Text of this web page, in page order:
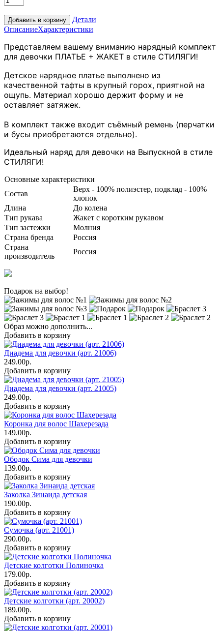
Детали
ОписаниеХарактеристики
Представляем вашему вниманию нарядный комплект
для девочки ПЛАТЬЕ + ЖАКЕТ в стиле СТИЛЯГИ!
Детское нарядное платье выполнено из
качественной тафты в крупный горох, приятной на
ощупь. Материал хорошо держит форму и не
оставляет затяжек.
В комплект также входит съёмный ремень (перчатки
и бусы приобретаются отдельно).
Идеальный наряд для девочки на Выпускной в стиле
СТИЛЯГИ!
Основные характеристики
Состав
Верх - 100% полиэстер, подклад - 100%
хлопок
Длина
До колена
Тип рукава
Жакет с коротким рукавом
Тип застежки
Молния
Страна бренда
Россия
Страна
производитель
Россия
Подарок на выбор!
Образ можно дополнить...
Добавить в корзину
Диадема для девочки (арт. 21006)
249.00р.
Добавить в корзину
Диадема для девочки (арт. 21005)
249.00р.
Добавить в корзину
Коронка для волос Шахерезада
149.00р.
Добавить в корзину
Ободок Сима для девочки
139.00р.
Добавить в корзину
Заколка Зинаида детская
190.00р.
Добавить в корзину
Сумочка (арт. 21001)
290.00р.
Добавить в корзину
Детские колготки Полиночка
179.00р.
Добавить в корзину
Детские колготки (арт. 20002)
189.00р.
Добавить в корзину